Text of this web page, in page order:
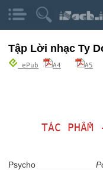
Tập Lời nhạc Ty
ePub A4 A5
TÁC
Psycho